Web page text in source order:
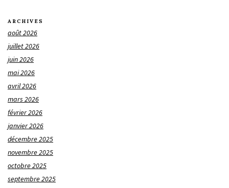
ARCHIVES
août 2026
juillet 2026
juin 2026
mai 2026
avril 2026
mars 2026
février 2026
janvier 2026
décembre 2025
novembre 2025
octobre 2025
septembre 2025